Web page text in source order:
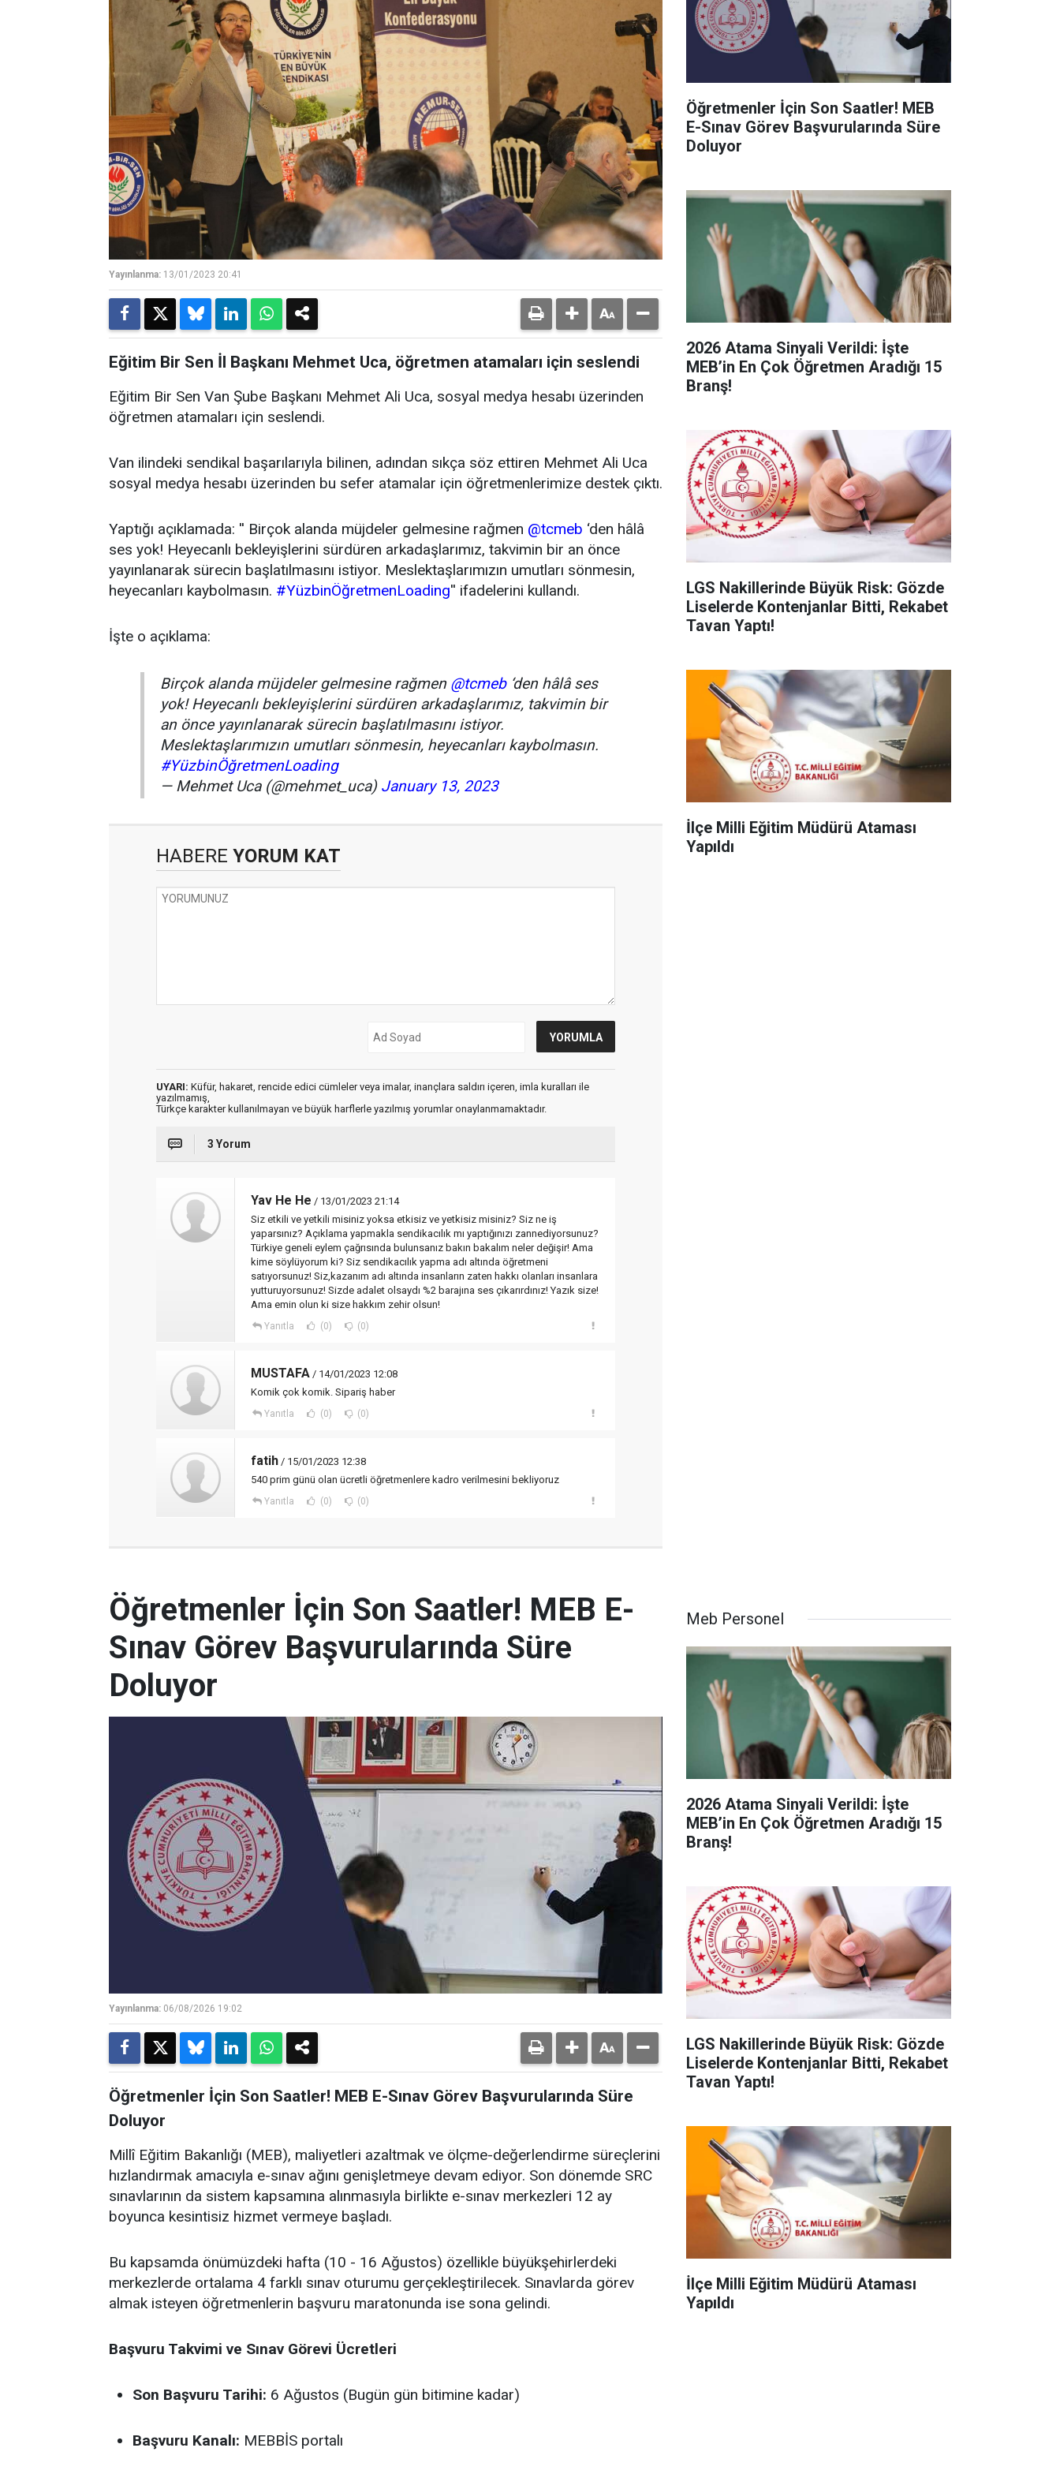
Yayınlanma: 13/01/2023 20:41
Eğitim Bir Sen İl Başkanı Mehmet Uca, öğretmen atamaları için seslendi
Eğitim Bir Sen Van Şube Başkanı Mehmet Ali Uca, sosyal medya hesabı üzerinden
öğretmen atamaları için seslendi.
Van ilindeki sendikal başarılarıyla bilinen, adından sıkça söz ettiren Mehmet Ali Uca
sosyal medya hesabı üzerinden bu sefer atamalar için öğretmenlerimize destek çıktı.
Yaptığı açıklamada: '' Birçok alanda müjdeler gelmesine rağmen @tcmeb ‘den hâlâ
ses yok! Heyecanlı bekleyişlerini sürdüren arkadaşlarımız, takvimin bir an önce
yayınlanarak sürecin başlatılmasını istiyor. Meslektaşlarımızın umutları sönmesin,
heyecanları kaybolmasın. #YüzbinÖğretmenLoading'' ifadelerini kullandı.
İşte o açıklama:
Birçok alanda müjdeler gelmesine rağmen @tcmeb‘den hâlâ ses
yok! Heyecanlı bekleyişlerini sürdüren arkadaşlarımız, takvimin bir
an önce yayınlanarak sürecin başlatılmasını istiyor.
Meslektaşlarımızın umutları sönmesin, heyecanları kaybolmasın.
#YüzbinÖğretmenLoading
— Mehmet Uca (@mehmet_uca) January 13, 2023
HABERE YORUM KAT
UYARI: Küfür, hakaret, rencide edici cümleler veya imalar, inançlara saldırı içeren, imla kuralları ile
yazılmamış,
Türkçe karakter kullanılmayan ve büyük harflerle yazılmış yorumlar onaylanmamaktadır.
3 Yorum
Yav He He / 13/01/2023 21:14
Siz etkili ve yetkili misiniz yoksa etkisiz ve yetkisiz misiniz? Siz ne iş
yaparsınız? Açıklama yapmakla sendikacılık mı yaptığınızı zannediyorsunuz?
Türkiye geneli eylem çağrısında bulunsanız bakın bakalım neler değişir! Ama
kime söylüyorum ki? Siz sendikacılık yapma adı altında öğretmeni
satıyorsunuz! Siz,kazanım adı altında insanların zaten hakkı olanları insanlara
yutturuyorsunuz! Sizde adalet olsaydı %2 barajına ses çıkarırdınız! Yazık size!
Ama emin olun ki size hakkım zehir olsun!
Yanıtla (0) (0)
MUSTAFA / 14/01/2023 12:08
Komik çok komik. Sipariş haber
Yanıtla (0) (0)
fatih / 15/01/2023 12:38
540 prim günü olan ücretli öğretmenlere kadro verilmesini bekliyoruz
Yanıtla (0) (0)
Öğretmenler İçin Son Saatler! MEB
E-Sınav Görev Başvurularında Süre
Doluyor
2026 Atama Sinyali Verildi: İşte
MEB’in En Çok Öğretmen Aradığı 15
Branş!
LGS Nakillerinde Büyük Risk: Gözde
Liselerde Kontenjanlar Bitti, Rekabet
Tavan Yaptı!
İlçe Milli Eğitim Müdürü Ataması
Yapıldı
Öğretmenler İçin Son Saatler! MEB E-
Sınav Görev Başvurularında Süre
Doluyor
Yayınlanma: 06/08/2026 19:02
Öğretmenler İçin Son Saatler! MEB E-Sınav Görev Başvurularında Süre
Doluyor
Millî Eğitim Bakanlığı (MEB), maliyetleri azaltmak ve ölçme-değerlendirme süreçlerini
hızlandırmak amacıyla e-sınav ağını genişletmeye devam ediyor. Son dönemde SRC
sınavlarının da sistem kapsamına alınmasıyla birlikte e-sınav merkezleri 12 ay
boyunca kesintisiz hizmet vermeye başladı.
Bu kapsamda önümüzdeki hafta (10 - 16 Ağustos) özellikle büyükşehirlerdeki
merkezlerde ortalama 4 farklı sınav oturumu gerçekleştirilecek. Sınavlarda görev
almak isteyen öğretmenlerin başvuru maratonunda ise sona gelindi.
Başvuru Takvimi ve Sınav Görevi Ücretleri
Son Başvuru Tarihi: 6 Ağustos (Bugün gün bitimine kadar)
Başvuru Kanalı: MEBBİS portalı
Meb Personel
2026 Atama Sinyali Verildi: İşte
MEB’in En Çok Öğretmen Aradığı 15
Branş!
LGS Nakillerinde Büyük Risk: Gözde
Liselerde Kontenjanlar Bitti, Rekabet
Tavan Yaptı!
İlçe Milli Eğitim Müdürü Ataması
Yapıldı